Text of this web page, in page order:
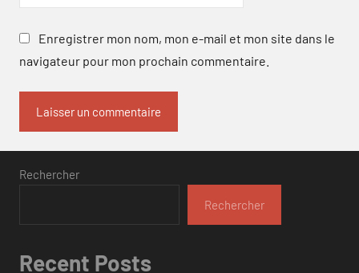
Enregistrer mon nom, mon e-mail et mon site dans le
navigateur pour mon prochain commentaire.
Rechercher
Rechercher
Recent Posts